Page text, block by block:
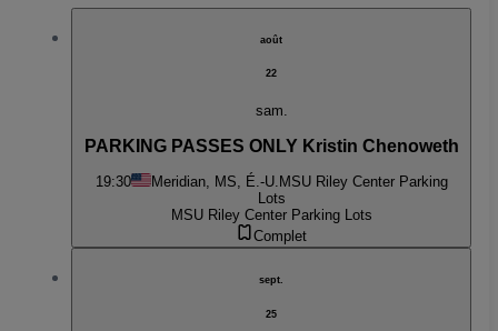
août
22
sam.
PARKING PASSES ONLY Kristin Chenoweth
19:30 Meridian, MS, É.-U. MSU Riley Center Parking
Lots
MSU Riley Center Parking Lots
Complet
sept.
25